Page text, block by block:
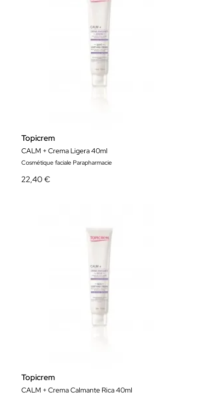
Topicrem
CALM + Crema Ligera 40ml
Cosmétique faciale Parapharmacie
22,40 €
Topicrem
CALM + Crema Calmante Rica 40ml